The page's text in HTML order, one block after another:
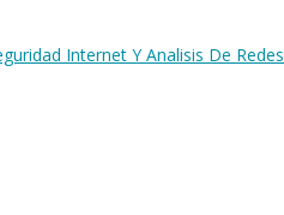
Internet Y Analisis De Redes